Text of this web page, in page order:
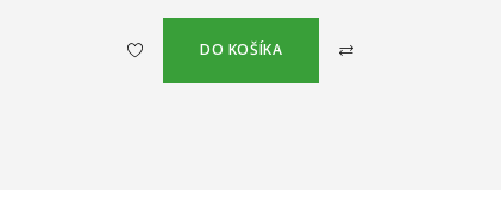
DO KOŠÍKA